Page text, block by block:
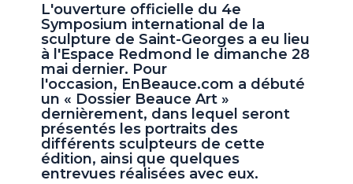
L'ouverture officielle du 4e
Symposium international de la
sculpture de Saint-Georges a eu lieu
à l'Espace Redmond le dimanche 28
mai dernier. Pour
l'occasion, EnBeauce.com a débuté
un « Dossier Beauce Art »
dernièrement, dans lequel seront
présentés les portraits des
différents sculpteurs de cette
édition, ainsi que quelques
entrevues réalisées avec eux.